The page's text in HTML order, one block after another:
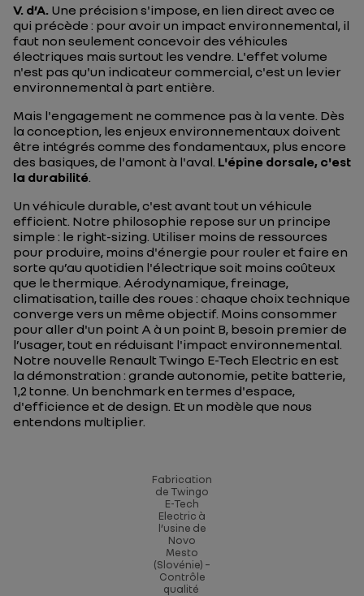
V. d’A. Une précision s'impose, en lien direct avec ce
qui précède : pour avoir un impact environnemental, il
faut non seulement concevoir des véhicules
électriques mais surtout les vendre. L'effet volume
n'est pas qu'un indicateur commercial, c'est un levier
environnemental à part entière.
Mais l'engagement ne commence pas à la vente. Dès
la conception, les enjeux environnementaux doivent
être intégrés comme des fondamentaux, plus encore
des basiques, de l'amont à l'aval. L'épine dorsale, c'est
la durabilité.
Un véhicule durable, c'est avant tout un véhicule
efficient. Notre philosophie repose sur un principe
simple : le right-sizing. Utiliser moins de ressources
pour produire, moins d'énergie pour rouler et faire en
sorte qu’au quotidien l'électrique soit moins coûteux
que le thermique. Aérodynamique, freinage,
climatisation, taille des roues : chaque choix technique
converge vers un même objectif. Moins consommer
pour aller d'un point A à un point B, besoin premier de
l’usager, tout en réduisant l'impact environnemental.
Notre nouvelle Renault Twingo E-Tech Electric en est
la démonstration : grande autonomie, petite batterie,
1,2 tonne. Un benchmarken termes d'espace,
d'efficience et de design. Et un modèle que nous
entendons multiplier.
Fabrication
de Twingo
E-Tech
Electric à
l’usine de
Novo
Mesto
(Slovénie) –
Contrôle
qualité